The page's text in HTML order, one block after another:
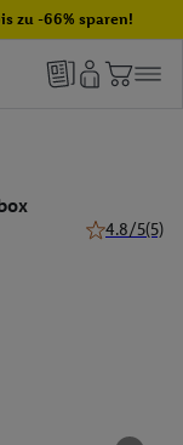
zu -66% sparen!
4.8/5(5)